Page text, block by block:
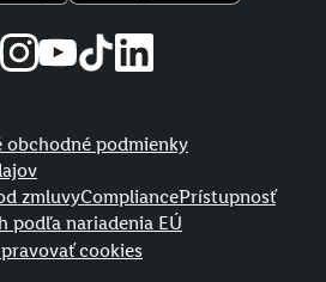
obchodné podmienky
zmluvyCompliancePrístupnosť
podľa nariadenia EÚ
cookies